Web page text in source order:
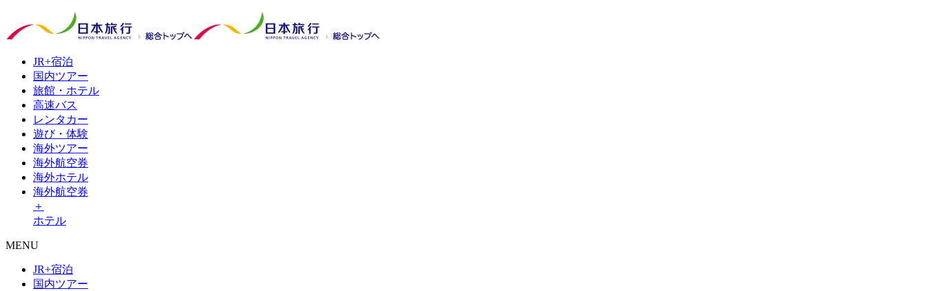
JR+宿泊
国内ツアー
旅館・ ホテル
高速バス
レンタ カー
遊び・ 体験
海外ツアー
海外航空券
海外ホテル
海外航空券
＋
ホテル
MENU
JR+宿泊
国内ツアー